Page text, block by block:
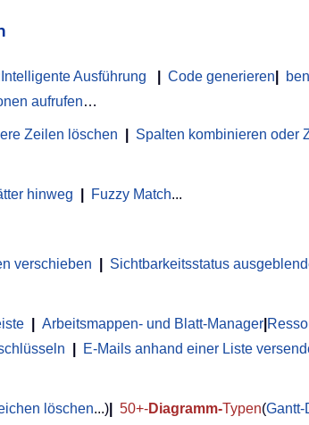
Intelligente Ausführung Code generieren
aufrufen…
Zeilen löschen Spalten kombinieren oder
hinweg Fuzzy Match...
verschieben Sichtbarkeitsstatus
Arbeitsmappen- und Blatt-Manager
E-Mails anhand einer Liste
löschen...) 50+-Diagramm-Typen(Gantt-